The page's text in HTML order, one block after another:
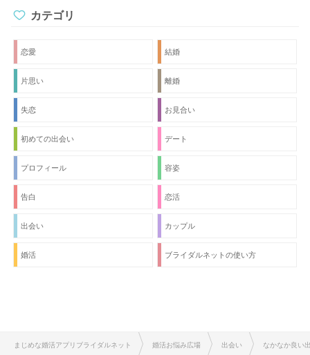
カテゴリ
恋愛 結婚
片思い 離婚
失恋 お見合い
初めての出会い デート
プロフィール 容姿
告白 恋活
出会い カップル
婚活 ブライダルネットの使い方
まじめな婚活アプリブライダルネット 婚活お悩み広場 出会い なかなか良い